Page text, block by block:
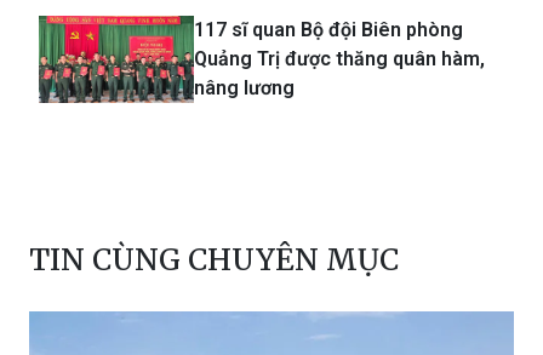
117 sĩ quan Bộ đội Biên phòng
Quảng Trị được thăng quân hàm,
nâng lương
TIN CÙNG CHUYÊN MỤC